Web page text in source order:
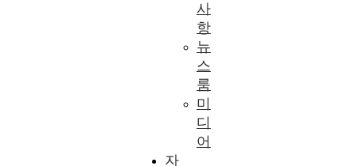
사
항
뉴
스
룸
미
디
어
자